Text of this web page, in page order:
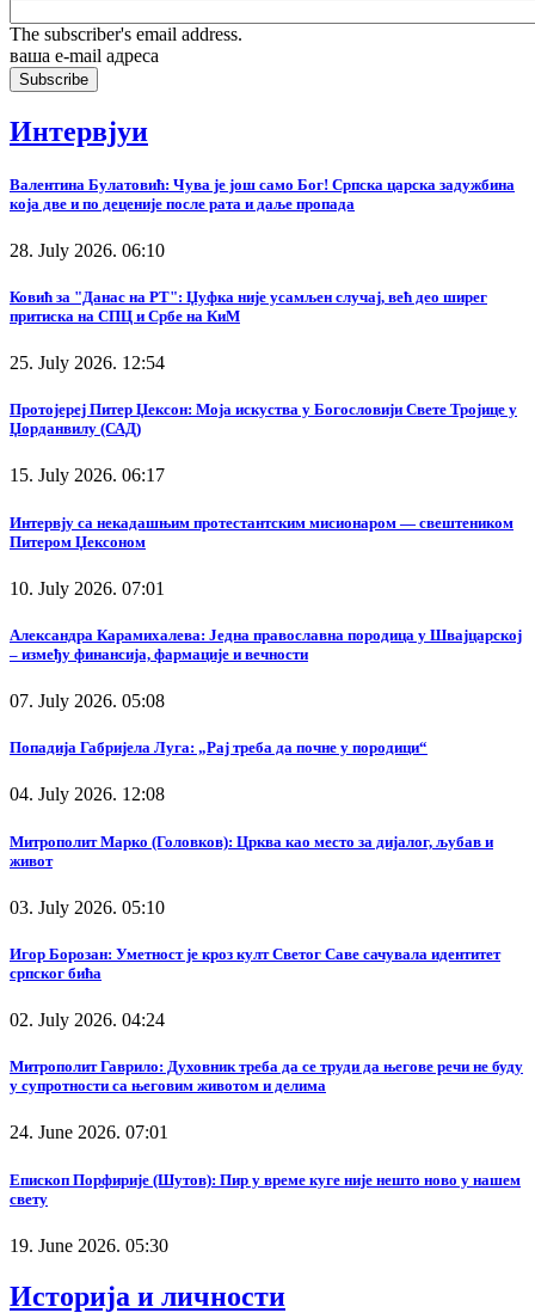
The subscriber's email address.
ваша е-mail адреса
Интервјуи
Валентина Булатовић: Чува је још само Бог! Српска царска задужбина
која две и по деценије после рата и даље пропада
28. July 2026. 06:10
Ковић за "Данас на РТ": Џуфка није усамљен случај, већ део ширег
притиска на СПЦ и Србе на КиМ
25. July 2026. 12:54
Протојереј Питер Џексон: Моја искуства у Богословији Свете Тројице у
Џорданвилу (САД)
15. July 2026. 06:17
Интервју са некадашњим протестантским мисионаром — свештеником
Питером Џексоном
10. July 2026. 07:01
Александра Карамихалева: Једна православна породица у Швајцарској
– између финансија, фармације и вечности
07. July 2026. 05:08
Попадија Габријела Луга: „Рај треба да почне у породици“
04. July 2026. 12:08
Митрополит Марко (Головков): Црква као место за дијалог, љубав и
живот
03. July 2026. 05:10
Игор Борозан: Уметност је кроз култ Светог Саве сачувала идентитет
српског бића
02. July 2026. 04:24
Митрополит Гаврило: Духовник треба да се труди да његове речи не буду
у супротности са његовим животом и делима
24. June 2026. 07:01
Епископ Порфирије (Шутов): Пир у време куге није нешто ново у нашем
свету
19. June 2026. 05:30
Историја и личности